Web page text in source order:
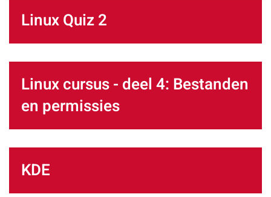
Linux Quiz 2
Linux cursus - deel 4: Bestanden
en permissies
KDE